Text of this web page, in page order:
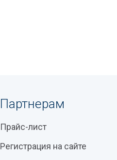
Партнерам
Прайс-лист
Регистрация на сайте